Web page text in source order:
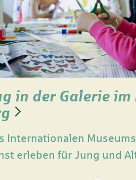
in der Galerie
Internationalen
erleben für Jung und